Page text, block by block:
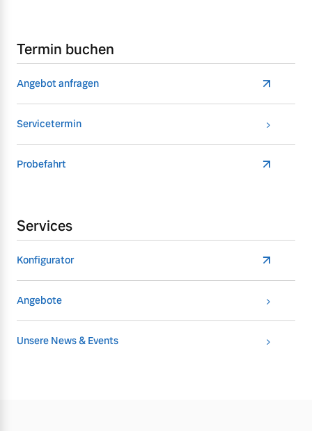
Termin buchen
Angebot anfragen
Servicetermin
Probefahrt
Services
Konfigurator
Angebote
Unsere News & Events